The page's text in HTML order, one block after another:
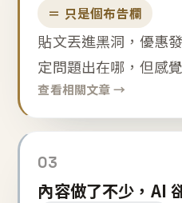
＝ 只是個布告欄
貼文丟進黑洞，優惠
定問題出在哪，但感
查看相關文章 →
03
內容做了不少，AI